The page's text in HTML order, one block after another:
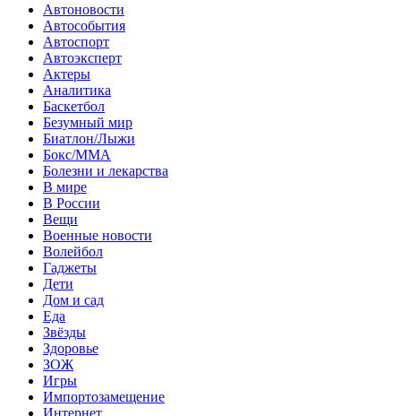
Автоновости
Автособытия
Автоспорт
Автоэксперт
Актеры
Аналитика
Баскетбол
Безумный мир
Биатлон/Лыжи
Бокс/MMA
Болезни и лекарства
В мире
В России
Вещи
Военные новости
Волейбол
Гаджеты
Дети
Дом и сад
Еда
Звёзды
Здоровье
ЗОЖ
Игры
Импортозамещение
Интернет